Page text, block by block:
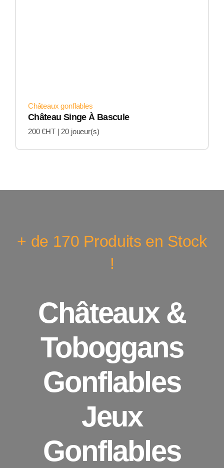
Châteaux gonflables
Château Singe À Bascule
200 €HT | 20 joueur(s)
+ de 170 Produits en Stock
!
Châteaux &
Toboggans
Gonflables
Jeux
Gonflables